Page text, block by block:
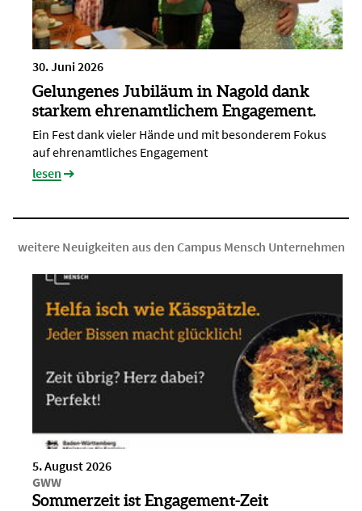
30. Juni 2026
Gelungenes Jubiläum in Nagold dank
starkem ehrenamtlichem Engagement.
Ein Fest dank vieler Hände und mit besonderem Fokus
auf ehrenamtliches Engagement
lesen
weitere Neuigkeiten aus den Campus Mensch Unternehmen
5. August 2026
GWW
Sommerzeit ist Engagement-Zeit